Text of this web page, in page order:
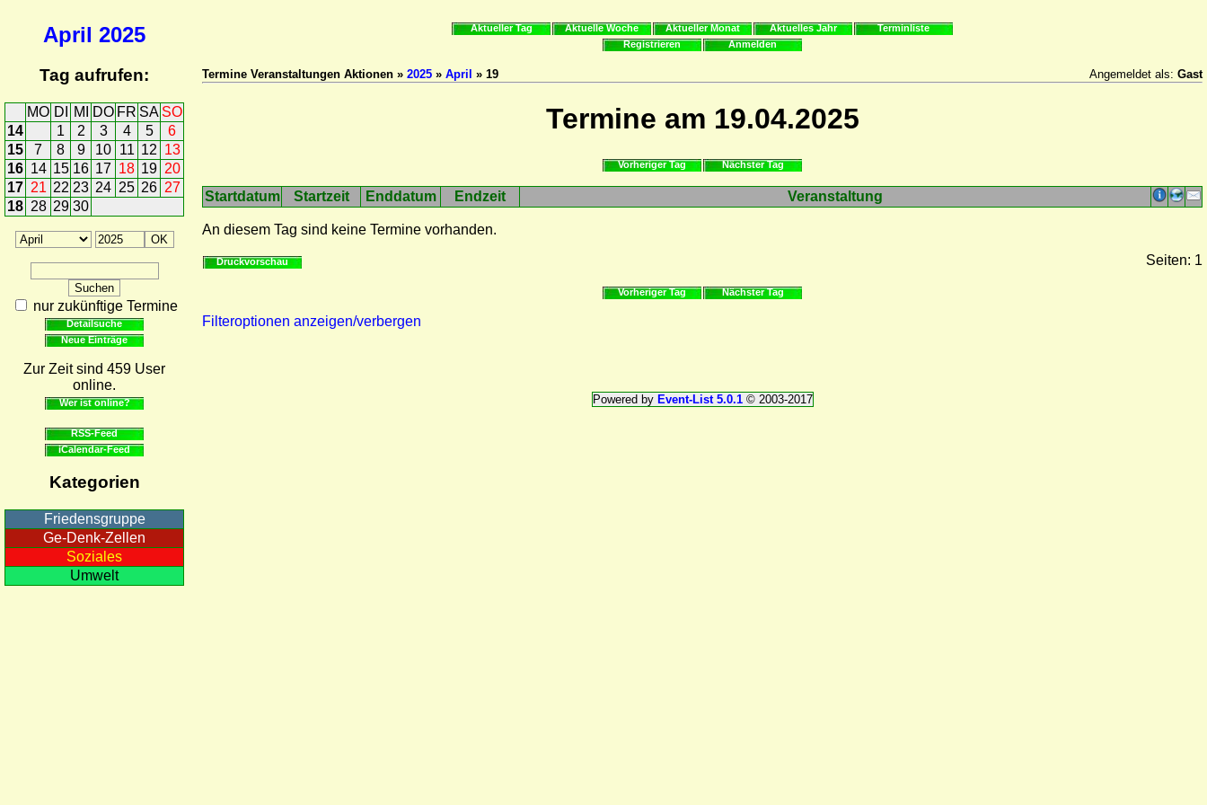
April 2025
Tag aufrufen:
MO DI MI DO FR SA SO
14
1 2 3 4 5
6
15
7 8 9 10 11 12 13
16 14 15 16 17 18 19 20
17 21 22 23 24 25 26 27
18 28 29 30
nur zukünftige Termine
Detailsuche
Neue Einträge
Zur Zeit sind 459 User
online.
Wer ist online?
RSS-Feed
iCalendar-Feed
Kategorien
Friedensgruppe
Ge-Denk-Zellen
Soziales
Umwelt
Aktueller Tag Aktuelle Woche Aktueller Monat Aktuelles Jahr
Terminliste
Registrieren
Anmelden
Termine Veranstaltungen Aktionen » 2025 » April » 19 Angemeldet als: Gast
Termine am 19.04.2025
Vorheriger Tag Nächster Tag
Startdatum Startzeit Enddatum Endzeit Veranstaltung
An diesem Tag sind keine Termine vorhanden.
Druckvorschau Seiten: 1
Vorheriger Tag Nächster Tag
Filteroptionen anzeigen/verbergen
Powered by Event-List 5.0.1© 2003-2017